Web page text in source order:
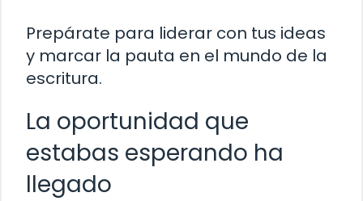
Prepárate para liderar con tus ideas
y marcar la pauta en el mundo de la
escritura.
La oportunidad que
estabas esperando ha
llegado